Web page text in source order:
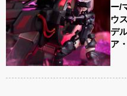
ー/
ウ
デ
ア